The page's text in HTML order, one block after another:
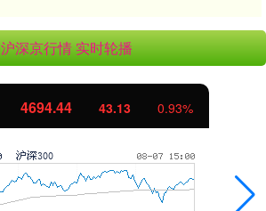
沪深京行情 实时轮播
4694.44 43.13 0.93%